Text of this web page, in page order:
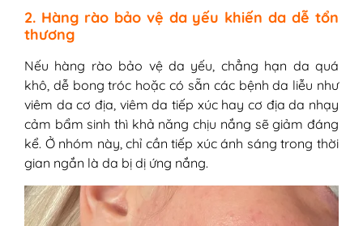
2. Hàng rào bảo vệ da yếu khiến da dễ tổn
thương
Nếu hàng rào bảo vệ da yếu, chẳng hạn da quá
khô, dễ bong tróc hoặc có sẵn các bệnh da liễu như
viêm da cơ địa, viêm da tiếp xúc hay cơ địa da nhạy
cảm bẩm sinh thì khả năng chịu nắng sẽ giảm đáng
kể. Ở nhóm này, chỉ cần tiếp xúc ánh sáng trong thời
gian ngắn là da bị dị ứng nắng.